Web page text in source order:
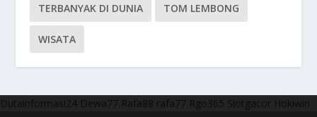
TERBANYAK DI DUNIA TOM LEMBONG
WISATA
Dutainformasi24 Dewa77 Rafa88 rafa77 Rgo365 Slotgacor Hokiwin